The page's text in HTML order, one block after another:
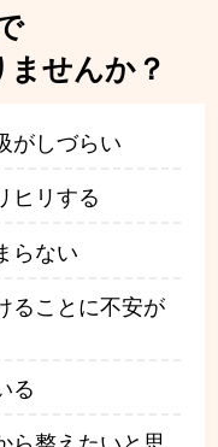
せんか？
がしづらい
ヒリする
らない
ることに不安が
る